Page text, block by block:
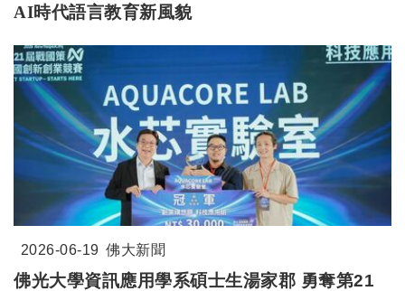
AI時代語言教育新風貌
2026-06-19 佛大新聞
佛光大學資訊應用學系碩士生湯家郡 勇奪第21